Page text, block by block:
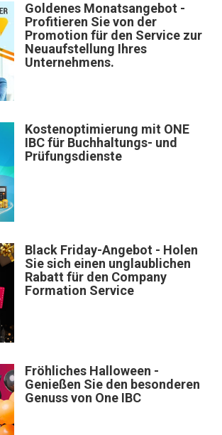
Goldenes Monatsangebot -
Profitieren Sie von der
Promotion für den Service zur
Neuaufstellung Ihres
Unternehmens.
Kostenoptimierung mit ONE
IBC für Buchhaltungs- und
Prüfungsdienste
Black Friday-Angebot - Holen
Sie sich einen unglaublichen
Rabatt für den Company
Formation Service
Fröhliches Halloween -
Genießen Sie den besonderen
Genuss von One IBC